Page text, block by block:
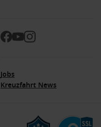
Jobs
Kreuzfahrt News